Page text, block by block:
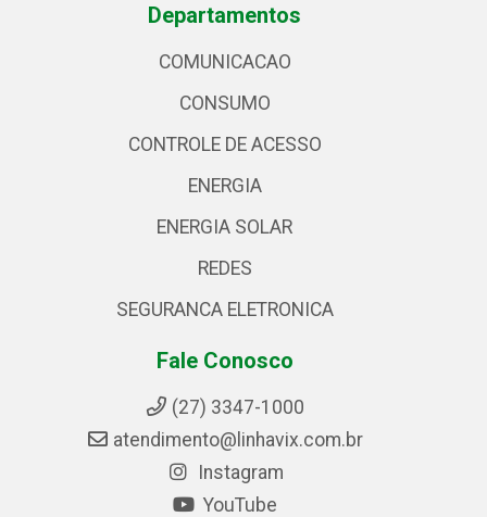
Departamentos
COMUNICACAO
CONSUMO
CONTROLE DE ACESSO
ENERGIA
ENERGIA SOLAR
REDES
SEGURANCA ELETRONICA
Fale Conosco
(27) 3347-1000
atendimento@linhavix.com.br
Instagram
YouTube